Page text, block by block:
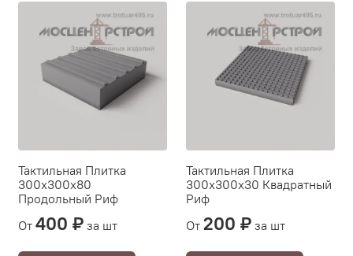
Тактильная Плитка
300х300х80
Продольный Риф
От 400 ₽ за шт
Тактильная Плитка
300х300х30 Квадратный
Риф
От 200 ₽ за шт